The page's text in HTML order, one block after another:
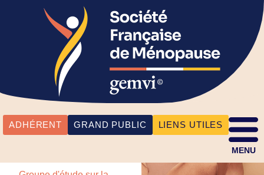
ADHÉRENT GRAND PUBLIC LIENS UTILES
MENU